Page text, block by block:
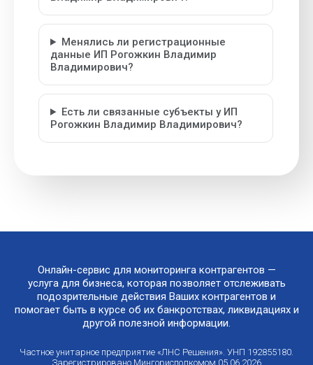
Менялись ли регистрационные
данные ИП Рогожкин Владимир
Владимирович?
Есть ли связанные субъекты у ИП
Рогожкин Владимир Владимирович?
Онлайн-сервис для мониторинга контрагентов —
услуга для бизнеса, которая позволяет отслеживать
подозрительные действия Ваших контрагентов и
помогает быть в курсе об их банкротствах, ликвидациях и
другой полезной информации.
Частное унитарное предприятие «ЛНС Решения». УНП 192855180.
Зарегистрировано Мингорисполкомом 05.06.2026